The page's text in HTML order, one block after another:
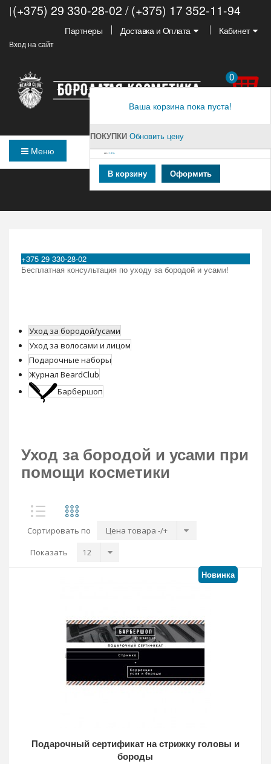
(+375) 29 330-28-02 / (+375) 17 352-11-94
Вход на сайт
Партнеры Доставка и Оплата Кабинет
0
Ваша корзина пока пуста!
ПОКУПКИ Обновить цену
ВСЕГО : 0,00 PУБ.
В корзину Оформить
Меню
ГЛАВНАЯ
+375 29 330-28-02
Бесплатная консультация по уходу за бородой и усами!
Уход за бородой/усами
Уход за волосами и лицом
Подарочные наборы
Журнал BeardClub
Барбершоп
Уход за бородой и усами при
помощи косметики
Сортировать по
Цена товара -/+
Показать
Новинка
Подарочный сертификат на стрижку головы и
бороды